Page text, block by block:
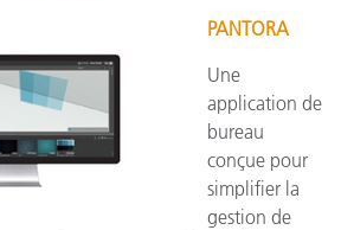
PANTORA
Une
application de
bureau
conçue pour
simplifier la
gestion de